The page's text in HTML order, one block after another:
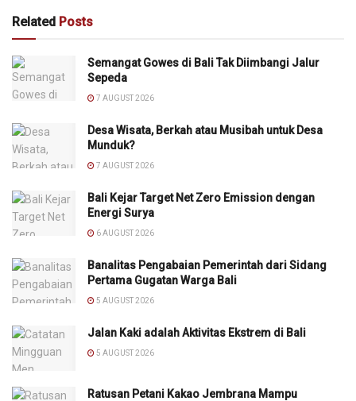
Related Posts
Semangat Gowes di Bali Tak Diimbangi Jalur
Sepeda
7 AUGUST 2026
Desa Wisata, Berkah atau Musibah untuk Desa
Munduk?
7 AUGUST 2026
Bali Kejar Target Net Zero Emission dengan
Energi Surya
6 AUGUST 2026
Banalitas Pengabaian Pemerintah dari Sidang
Pertama Gugatan Warga Bali
5 AUGUST 2026
Jalan Kaki adalah Aktivitas Ekstrem di Bali
5 AUGUST 2026
Ratusan Petani Kakao Jembrana Mampu